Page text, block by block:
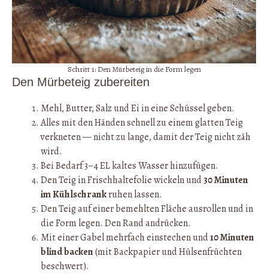
Schritt 1: Den Mürbeteig in die Form legen
Den Mürbeteig zubereiten
Mehl, Butter, Salz und Ei in eine Schüssel geben.
Alles mit den Händen schnell zu einem glatten Teig
verkneten — nicht zu lange, damit der Teig nicht zäh
wird.
Bei Bedarf 3–4 EL kaltes Wasser hinzufügen.
Den Teig in Frischhaltefolie wickeln und30 Minuten
im Kühlschrankruhen lassen.
Den Teig auf einer bemehlten Fläche ausrollen und in
die Form legen. Den Rand andrücken.
Mit einer Gabel mehrfach einstechen und10 Minuten
blind backen(mit Backpapier und Hülsenfrüchten
beschwert).